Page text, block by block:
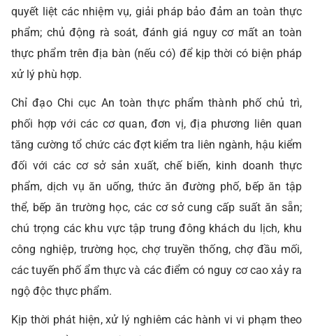
quyết liệt các nhiệm vụ, giải pháp bảo đảm an toàn thực
phẩm; chủ động rà soát, đánh giá nguy cơ mất an toàn
thực phẩm trên địa bàn (nếu có) để kịp thời có biện pháp
xử lý phù hợp.
Chỉ đạo Chi cục An toàn thực phẩm thành phố chủ trì,
phối hợp với các cơ quan, đơn vị, địa phương liên quan
tăng cường tổ chức các đợt kiểm tra liên ngành, hậu kiểm
đối với các cơ sở sản xuất, chế biến, kinh doanh thực
phẩm, dịch vụ ăn uống, thức ăn đường phố, bếp ăn tập
thể, bếp ăn trường học, các cơ sở cung cấp suất ăn sẵn;
chú trọng các khu vực tập trung đông khách du lịch, khu
công nghiệp, trường học, chợ truyền thống, chợ đầu mối,
các tuyến phố ẩm thực và các điểm có nguy cơ cao xảy ra
ngộ độc thực phẩm.
Kịp thời phát hiện, xử lý nghiêm các hành vi vi phạm theo